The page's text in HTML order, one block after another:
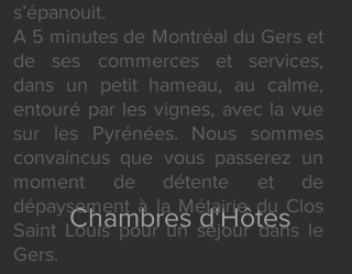
Chambres d'Hôtes
s’épanouit.
A 5 minutes de Montréal du Gerset
de ses commerces et services,
dans un petit hameau, au calme,
entouré par les vignes, avec la vue
sur les Pyrénées. Nous sommes
convaincus que vous passerez un
moment de détente et de
dépaysement à la Métairie du Clos
Saint Louis pour un séjour dans le
Gers.